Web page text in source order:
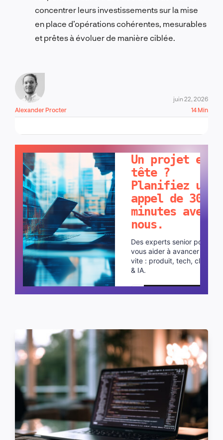
concentrer leurs investissements sur la mise
en place d’opérations cohérentes, mesurables
et prêtes à évoluer de manière ciblée.
Alexander Procter
juin 22, 2026
14 Min
Un projet en
tête ?
Planifiez un
appel de 30
minutes avec
nous.
Des experts senior pour
vous aider à avancer plus
vite : produit, tech, cloud
& IA.
Planifier un appel